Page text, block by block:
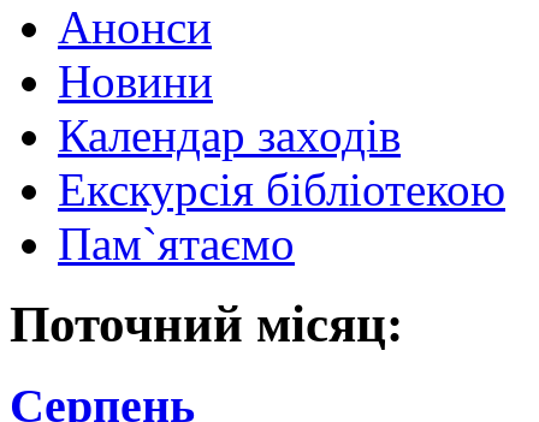
Анонси
Новини
Календар заходів
Екскурсія бібліотекою
Пам`ятаємо
Поточний місяц:
Серпень